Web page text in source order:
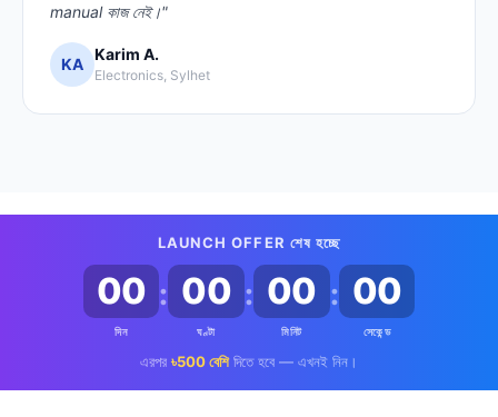
manual কাজ নেই।"
KA
Karim A.
Electronics, Sylhet
LAUNCH OFFER শেষ হচ্ছে
00
দিন
: 00
ঘণ্টা
: 00
মিনিট
: 00
সেকেন্ড
এরপর ৳500 বেশিদিতে হবে — এখনই নিন।